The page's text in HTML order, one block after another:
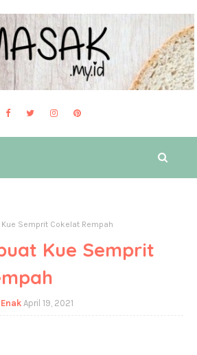
Semprit Cokelat Rempah
Kue Semprit
April 19, 2021